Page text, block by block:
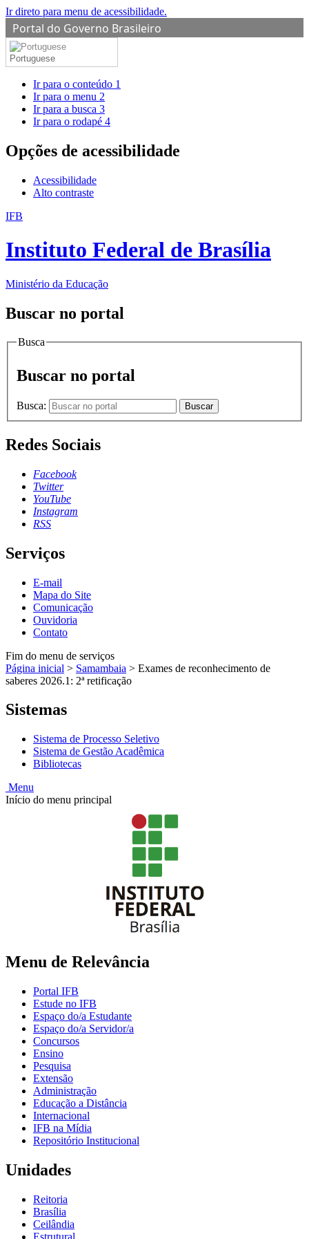
Ir direto para menu de acessibilidade.
Portal do Governo Brasileiro
Portuguese
Ir para o conteúdo 1
Ir para o menu 2
Ir para a busca 3
Ir para o rodapé 4
Opções de acessibilidade
Acessibilidade
Alto contraste
IFB
Instituto Federal de Brasília
Ministério da Educação
Buscar no portal
Busca
Buscar no portal
Busca: Buscar
Redes Sociais
Facebook
Twitter
YouTube
Instagram
RSS
Serviços
E-mail
Mapa do Site
Comunicação
Ouvidoria
Contato
Fim do menu de serviços
Página inicial > Samambaia > Exames de reconhecimento de
saberes 2026.1: 2ª retificação
Sistemas
Sistema de Processo Seletivo
Sistema de Gestão Acadêmica
Bibliotecas
Menu
Início do menu principal
Menu de Relevância
Portal IFB
Estude no IFB
Espaço do/a Estudante
Espaço do/a Servidor/a
Concursos
Ensino
Pesquisa
Extensão
Administração
Educação a Distância
Internacional
IFB na Mídia
Repositório Institucional
Unidades
Reitoria
Brasília
Ceilândia
Estrutural